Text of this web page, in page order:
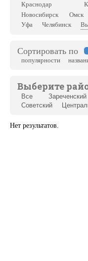
Краснодар
Новосибирск
Омск
Уфа
Челябинск
Сортировать по
популярности
Выберите
Все Зареченский
Советский
Нет результатов.